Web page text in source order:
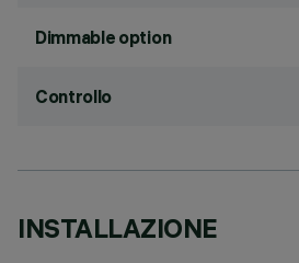
Dimmable option
Controllo
INSTALLAZIONE